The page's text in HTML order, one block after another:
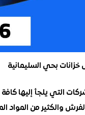
بحي السليمانية
التي يلجأ إليها
والكثير من